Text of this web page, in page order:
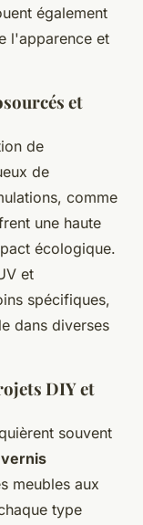
également
l'apparence et
et
de
de
comme
une haute
écologique.
et
spécifiques,
dans diverses
DIY et
souvent
vernis
meubles aux
type